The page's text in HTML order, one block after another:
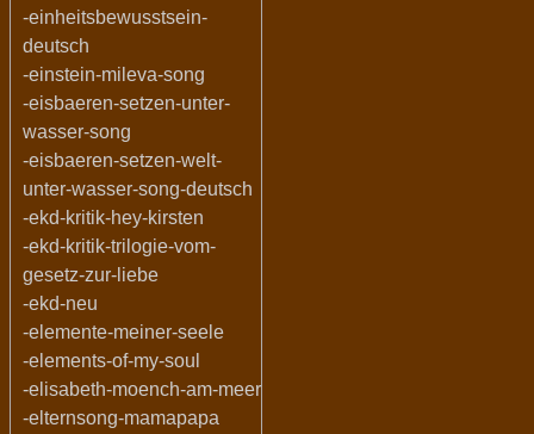
-einheitsbewusstsein-
deutsch
-einstein-mileva-song
-eisbaeren-setzen-unter-
wasser-song
-eisbaeren-setzen-welt-
unter-wasser-song-deutsch
-ekd-kritik-hey-kirsten
-ekd-kritik-trilogie-vom-
gesetz-zur-liebe
-ekd-neu
-elemente-meiner-seele
-elements-of-my-soul
-elisabeth-moench-am-meer
-elternsong-mamapapa